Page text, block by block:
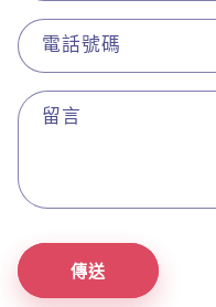
電話號碼
留言
傳送